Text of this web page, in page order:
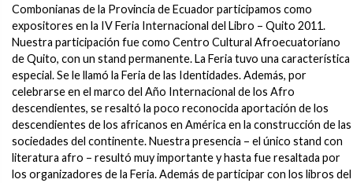
Combonianas de la Provincia de Ecuador participamos como
expositores en la IV Feria Internacional del Libro – Quito 2011.
Nuestra participación fue como Centro Cultural Afroecuatoriano
de Quito, con un stand permanente. La Feria tuvo una característica
especial. Se le llamó la Feria de las Identidades. Además, por
celebrarse en el marco del Año Internacional de los Afro
descendientes, se resaltó la poco reconocida aportación de los
descendientes de los africanos en América en la construcción de las
sociedades del continente. Nuestra presencia – el único stand con
literatura afro – resultó muy importante y hasta fue resaltada por
los organizadores de la Feria. Además de participar con los libros del